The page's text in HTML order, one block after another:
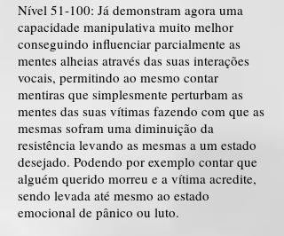
Nível 51-100: Já demonstram agora uma
capacidade manipulativa muito melhor
conseguindo influenciar parcialmente as
mentes alheias através das suas interações
vocais, permitindo ao mesmo contar
mentiras que simplesmente perturbam as
mentes das suas vítimas fazendo com que as
mesmas sofram uma diminuição da
resistência levando as mesmas a um estado
desejado. Podendo por exemplo contar que
alguém querido morreu e a vítima acredite,
sendo levada até mesmo ao estado
emocional de pânico ou luto.